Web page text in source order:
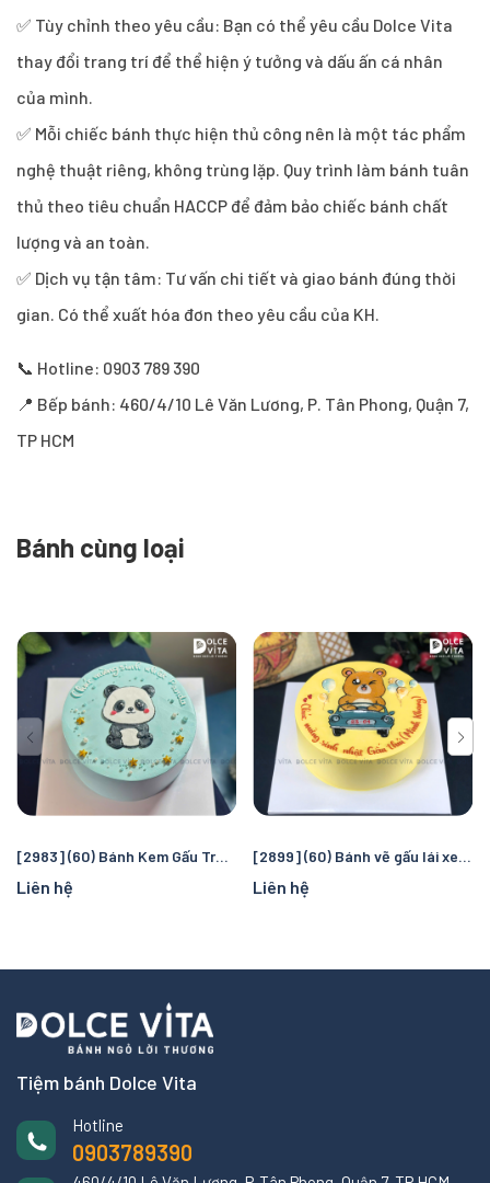
✅ Tùy chỉnh theo yêu cầu: Bạn có thể yêu cầu Dolce Vita
thay đổi trang trí để thể hiện ý tưởng và dấu ấn cá nhân
của mình.
✅ Mỗi chiếc bánh thực hiện thủ công nên là một tác phẩm
nghệ thuật riêng, không trùng lặp. Quy trình làm bánh tuân
thủ theo tiêu chuẩn HACCP để đảm bảo chiếc bánh chất
lượng và an toàn.
✅ Dịch vụ tận tâm: Tư vấn chi tiết và giao bánh đúng thời
gian. Có thể xuất hóa đơn theo yêu cầu của KH.
📞 Hotline: 0903 789 390
📍 Bếp bánh: 460/4/10 Lê Văn Lương, P. Tân Phong, Quận 7,
TP HCM
Bánh cùng loại
[2983] (60) Bánh Kem Gấu Trúc Dễ Thương – Panda Birthday Cake
Liên hệ
[2899] (60) Bánh vẽ gấu lái xe năng động, đáng yêu
Liên hệ
Tiệm bánh Dolce Vita
Hotline
0903789390